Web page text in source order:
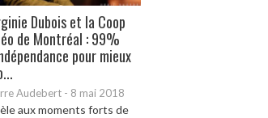
Dubois et la Coop
de Montréal : 99%
pour mieux
Audebert - 8 mai 2018
aux moments forts de